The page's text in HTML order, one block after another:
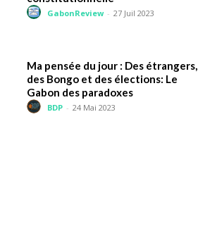
GabonReview - 27 Juil 2023
Ma pensée du jour : Des étrangers,
des Bongo et des élections: Le
Gabon des paradoxes
BDP - 24 Mai 2023